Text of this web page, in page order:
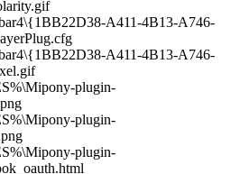
A411-4B13-A746-
A411-4B13-A746-
plugin-
plugin-
plugin-